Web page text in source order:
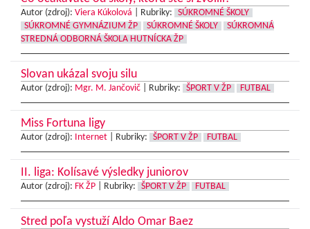
Autor (zdroj): Viera Kúkolová Rubriky:
SÚKROMNÉ ŠKOLY
SÚKROMNÉ GYMNÁZIUM ŽP
SÚKROMNÉ ŠKOLY
SÚKROMNÁ
STREDNÁ ODBORNÁ ŠKOLA HUTNÍCKA ŽP
Slovan ukázal svoju silu
Autor (zdroj): Mgr. M. Jančovič Rubriky: ŠPORT V ŽP FUTBAL
Miss Fortuna ligy
Autor (zdroj): Internet Rubriky: ŠPORT V ŽP FUTBAL
II. liga: Kolísavé výsledky juniorov
Autor (zdroj): FK ŽP Rubriky: ŠPORT V ŽP FUTBAL
Stred poľa vystuží Aldo Omar Baez